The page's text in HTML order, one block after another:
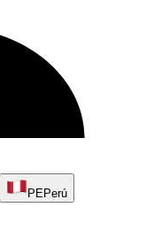
PEPerú